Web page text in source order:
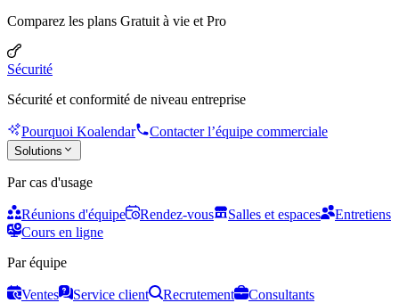
Comparez les plans Gratuit à vie et Pro
Sécurité
Sécurité et conformité de niveau entreprise
Pourquoi Koalendar Contacter l’équipe commerciale
Solutions
Par cas d'usage
Réunions d'équipe Rendez-vous Salles et espaces
Entretiens
Cours en ligne
Par équipe
Ventes Service client Recrutement
Consultants